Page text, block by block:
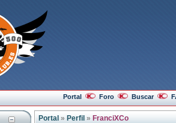
Portal Foro Buscar
Portal » Perfil » FranciXCo